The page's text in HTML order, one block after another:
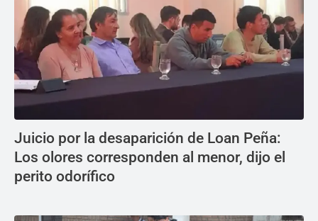
Juicio por la desaparición de Loan Peña:
Los olores corresponden al menor, dijo el
perito odorífico